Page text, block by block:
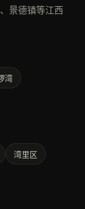
景德镇等江西
湾
湾里区